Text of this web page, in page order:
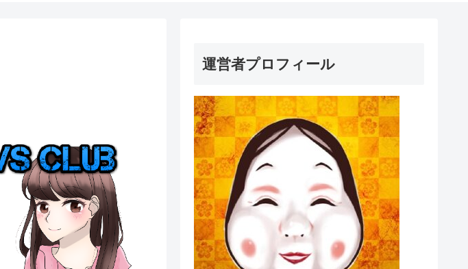
運営者プロフィール